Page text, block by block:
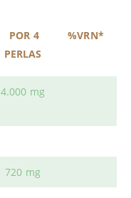
POR 4
PERLAS
%VRN*
4.000 mg
720 mg